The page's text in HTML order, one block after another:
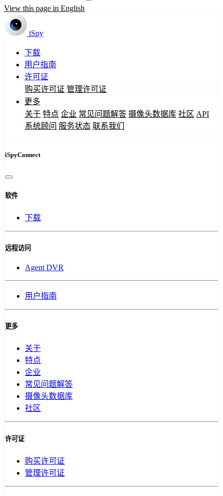
View this page in English
iSpy
下载
用户指南
许可证
购买许可证 管理许可证
更多
关于 特点 企业 常见问题解答 摄像头数据库 社区 API
系统顾问 服务状态 联系我们
iSpyConnect
软件
下载
远程访问
Agent DVR
用户指南
更多
关于
特点
企业
常见问题解答
摄像头数据库
社区
许可证
购买许可证
管理许可证